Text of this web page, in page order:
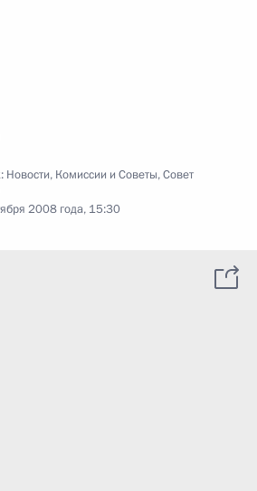
Новости, Комиссии и Советы,Совет
2008 года, 15:30